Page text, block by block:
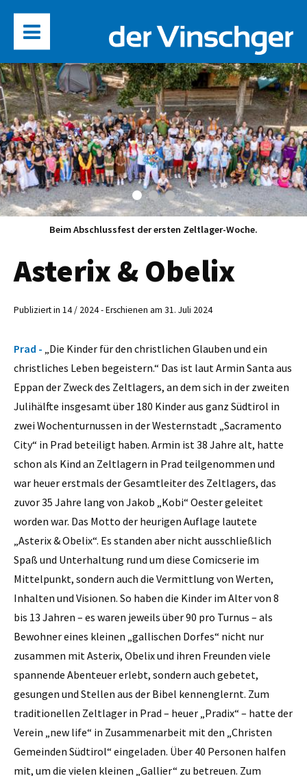
Beim Abschlussfest der ersten Zeltlager-Woche.
Asterix & Obelix
Publiziert in 14 / 2024 - Erschienen am 31. Juli 2024
Prad - „Die Kinder für den christlichen Glauben und ein
christliches Leben begeistern.“ Das ist laut Armin Santa aus
Eppan der Zweck des Zeltlagers, an dem sich in der zweiten
Julihälfte insgesamt über 180 Kinder aus ganz Südtirol in
zwei Wochenturnussen in der Westernstadt „Sacramento
City“ in Prad beteiligt haben. Armin ist 38 Jahre alt, hatte
schon als Kind an Zeltlagern in Prad teilgenommen und
war heuer erstmals der Gesamtleiter des Zeltlagers, das
zuvor 35 Jahre lang von Jakob „Kobi“ Oester geleitet
worden war. Das Motto der heurigen Auflage lautete
„Asterix & Obelix“. Es standen aber nicht ausschließlich
Spaß und Unterhaltung rund um diese Comicserie im
Mittelpunkt, sondern auch die Vermittlung von Werten,
Inhalten und Visionen. So haben die Kinder im Alter von 8
bis 13 Jahren – es waren jeweils über 90 pro Turnus – als
Bewohner eines kleinen „gallischen Dorfes“ nicht nur
zusammen mit Asterix, Obelix und ihren Freunden viele
spannende Abenteuer erlebt, sondern auch gebetet,
gesungen und Stellen aus der Bibel kennenglernt. Zum
traditionellen Zeltlager in Prad – heuer „Pradix“ – hatte der
Verein „new life“ in Zusammenarbeit mit den „Christen
Gemeinden Südtirol“ eingeladen. Über 40 Personen halfen
mit, um die vielen kleinen „Gallier“ zu betreuen. Zum